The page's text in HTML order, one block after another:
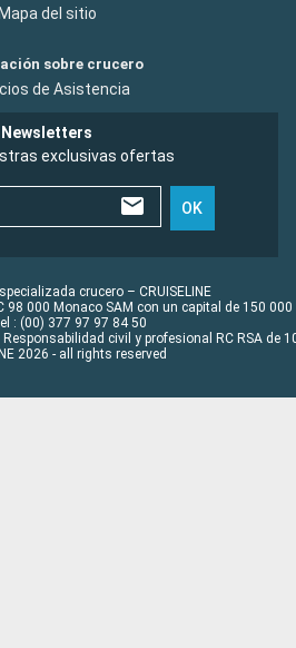
del sitio
sobre crucero
de Asistencia
Newsletters
exclusivas ofertas
OK
crucero – CRUISELINE
98 000 Monaco SAM con un capital de 150 000
: (00) 377 97 97 84 50
civil y profesional RC RSA de
2026 - all rights reserved